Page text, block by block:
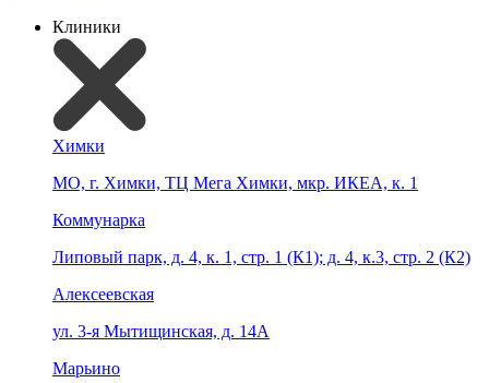
Клиники
Химки
МО, г. Химки, ТЦ Мега Химки, мкр. ИКЕА, к. 1
Коммунарка
Липовый парк, д. 4, к. 1, стр. 1 (К1); д. 4, к.3, стр. 2 (К2)
Алексеевская
ул. 3-я Мытищинская, д. 14А
Марьино